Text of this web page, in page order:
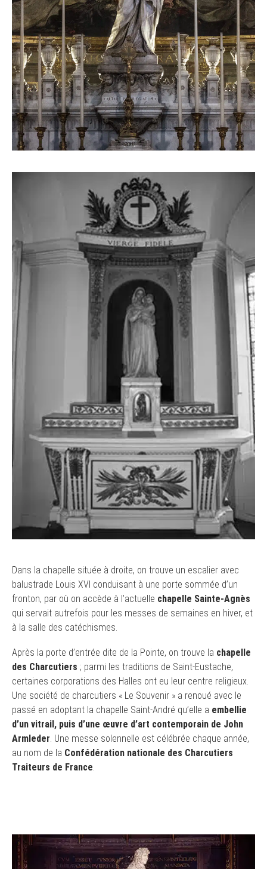
Dans la chapelle située à droite, on trouve un escalier avec
balustrade Louis XVI conduisant à une porte sommée d’un
fronton, par où on accède à l’actuelle chapelle Sainte-Agnès
qui servait autrefois pour les messes de semaines en hiver, et
à la salle des catéchismes.
Après la porte d’entrée dite de la Pointe, on trouve la chapelle
des Charcutiers ; parmi les traditions de Saint-Eustache,
certaines corporations des Halles ont eu leur centre religieux.
Une société de charcutiers « Le Souvenir » a renoué avec le
passé en adoptant la chapelle Saint-André qu’elle a embellie
d’un vitrail, puis d’une œuvre d’art contemporain de John
Armleder. Une messe solennelle est célébrée chaque année,
au nom de la Confédération nationale des Charcutiers
Traiteurs de France.